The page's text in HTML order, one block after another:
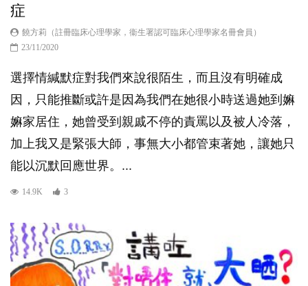
症
饒方莉（註冊臨床心理學家，衞生署認可臨床心理學家名冊會員）
23/11/2020
選擇情緘默症對我們來說很陌生，而且沒有明確成
因，只能推斷或許是因為我們在她很小時送過她到嫲
嫲家居住，她曾受到親戚不停的責罵以及被人冷落，
加上我又是緊張大師，事無大小都管束著她，讓她只
能以沉默回應世界。...
14.9K 3